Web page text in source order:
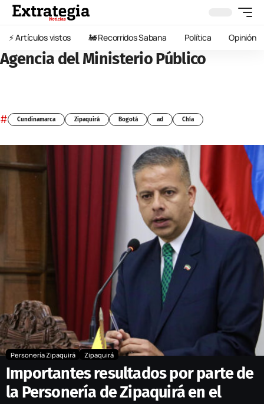
⚡️ Artículos vistos 🚂 Recorridos Sabana Política Opinión
Agencia del Ministerio Público
# Cundinamarca Zipaquirá Bogotá ad Chía
Personería Zipaquirá Zipaquirá
Importantes resultados por parte de
la Personería de Zipaquirá en el